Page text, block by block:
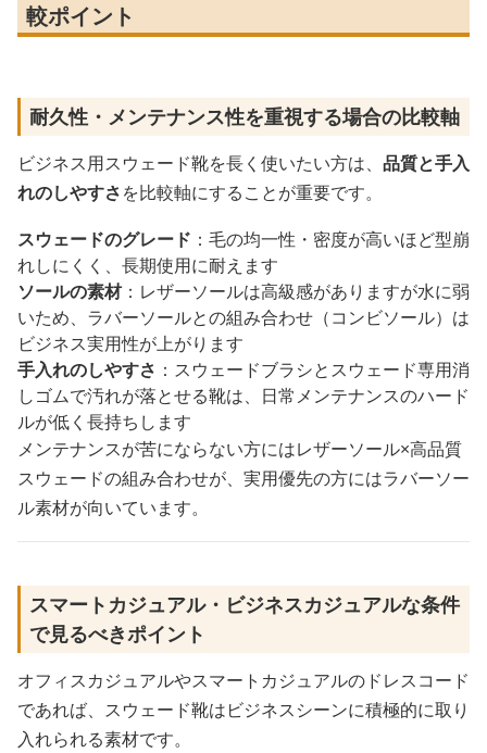
較ポイント
耐久性・メンテナンス性を重視する場合の比較軸
ビジネス用スウェード靴を長く使いたい方は、 品質と手入
れのしやすさを比較軸にすることが重要です。
スウェードのグレード ：毛の均一性・密度が高いほど型崩
れしにくく、長期使用に耐えます
ソールの素材：レザーソールは高級感がありますが水に弱
いため、ラバーソールとの組み合わせ（コンビソール）は
ビジネス実用性が上がります
手入れのしやすさ ：スウェードブラシとスウェード専用消
しゴムで汚れが落とせる靴は、日常メンテナンスのハード
ルが低く長持ちします
メンテナンスが苦にならない方にはレザーソール×高品質
スウェードの組み合わせが、実用優先の方にはラバーソー
ル素材が向いています。
スマートカジュアル・ビジネスカジュアルな条件
で見るべきポイント
オフィスカジュアルやスマートカジュアルのドレスコード
であれば、スウェード靴はビジネスシーンに積極的に取り
入れられる素材です。